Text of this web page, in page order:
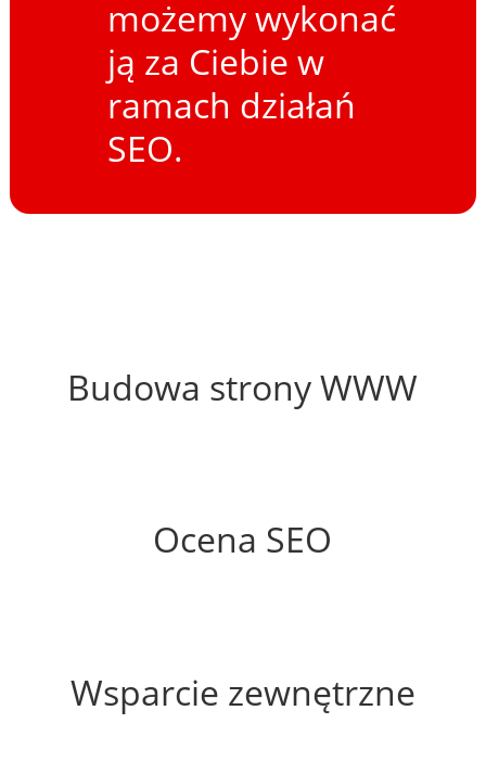
możemy wykonać
ją za Ciebie w
ramach działań
SEO.
Budowa strony WWW
Ocena SEO
Wsparcie zewnętrzne